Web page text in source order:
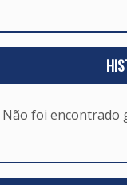
Não foi encontrado